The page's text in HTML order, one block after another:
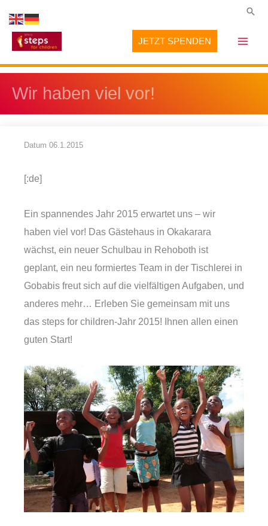
Inhalt
springen
JETZT SPENDEN
Wir haben viel vor!
Datum 06.1.2015
[:de]
Ein spannendes Jahr 2015 erwartet uns – wir
haben viel vor! Das Gästehaus in Okakarara
wächst, ein neuer Schulbau in Rehoboth ist
geplant, ein neu formiertes Team in der Tischlerei in
Gobabis freut sich auf die vielfältigen Aufgaben, und
anderes mehr… Erleben Sie gemeinsam mit uns
das steps for children-Jahr 2015! Ihnen allen einen
guten Start!